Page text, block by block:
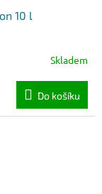
10 l
Skladem
Do košíku